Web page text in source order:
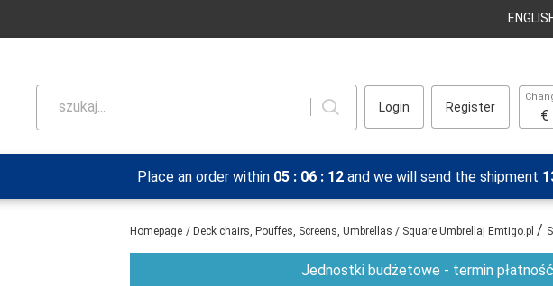
szukaj... Login Register
€
Place an order within 05 : 06 : 11 and we will send the shipment
Homepage / Deck chairs, Pouffes, Screens, Umbrellas/ Square Umbrella| Emtigo.pl/
Jednostki budżetowe - termin